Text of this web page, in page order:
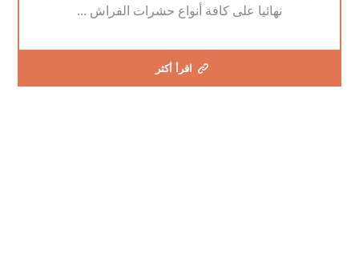
نهائيا على كافة أنواع حشرات الفراش ...
اقرأ أكثر